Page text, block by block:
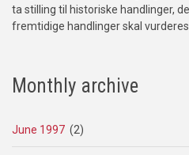
ta stilling til historiske handlinger,
fremtidige handlinger skal vurderes.
Monthly archive
June 1997 (2)